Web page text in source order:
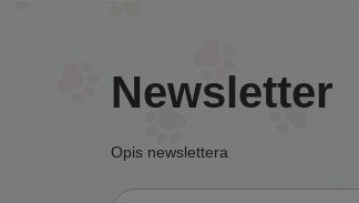
Newsletter
Opis newslettera